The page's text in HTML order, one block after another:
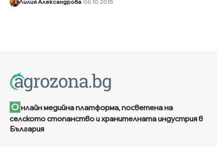
Лилия Александрова 06.10.2015
О нлайн медийна платформа, посветена на
селското стопанство и хранителната индустрия в
България